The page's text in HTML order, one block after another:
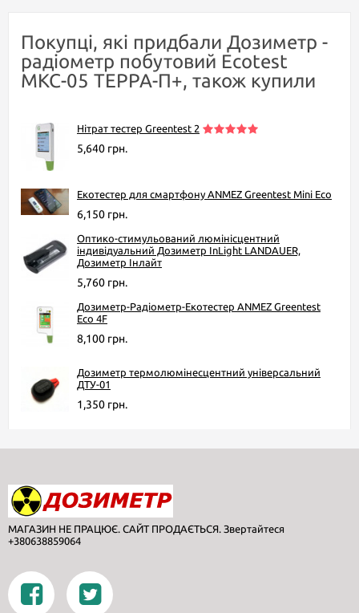
Покупці, які придбали Дозиметр -
радіометр побутовий Ecotest
МКС-05 TEPPA-П+, також купили
Нітрат тестер Greentest 2
5,640 грн.
Екотестер для смартфону ANMEZ Greentest Mini Eco
6,150 грн.
Оптико-стимульований люмінісцентний
індивідуальний Дозиметр InLight LANDAUER,
Дозиметр Інлайт
5,760 грн.
Дозиметр-Радіометр-Екотестер ANMEZ Greentest
Eco 4F
8,100 грн.
Дозиметр термолюмінесцентний універсальний
ДТУ-01
1,350 грн.
МАГАЗИН НЕ ПРАЦЮЄ. САЙТ ПРОДАЄТЬСЯ. Звертайтеся
+380638859064